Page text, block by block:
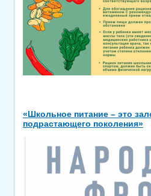
«Школьное питание – это
подрастающего поколения»